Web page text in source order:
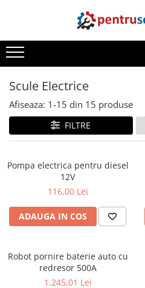
Toate Produsele
Scule Speciale
Scule pentru Motociclete
Scule Speciale pentru Camion
Frana, Directie
Scule speciale pentru electrice
Tinichigerie, Caroserie
Sistem de racire, incalzire, aer
conditionat
Unelte de Motor si accesorii
Schimb Ulei
Dispozitiv de testare
Scule Electrice
Afiseaza: 1-15 din 15 produse
FILTRE
Pompa electrica pentru diesel
12V
116,00 Lei
ADAUGA IN COS
Robot pornire baterie auto cu
redresor 500A
1.245,01 Lei